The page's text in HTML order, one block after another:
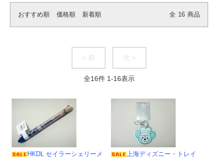
おすすめ順 価格順 新着順 全 16 商品
< 前 次 >
全16件 1-16表示
HKDL セイラーシェリーメ
上海ディズニー・トレイ